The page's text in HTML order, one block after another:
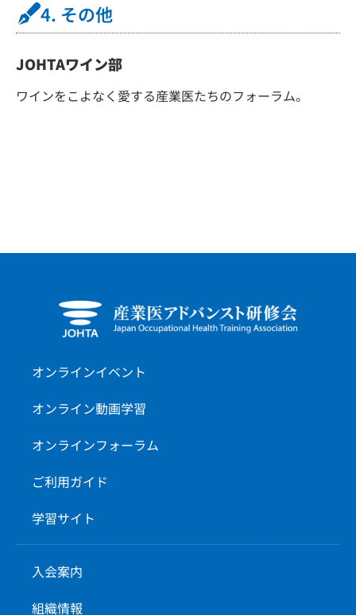
4. その他
JOHTAワイン部
ワインをこよなく愛する産業医たちのフォーラム。
オンラインイベント
オンライン動画学習
オンラインフォーラム
ご利用ガイド
学習サイト
入会案内
組織情報